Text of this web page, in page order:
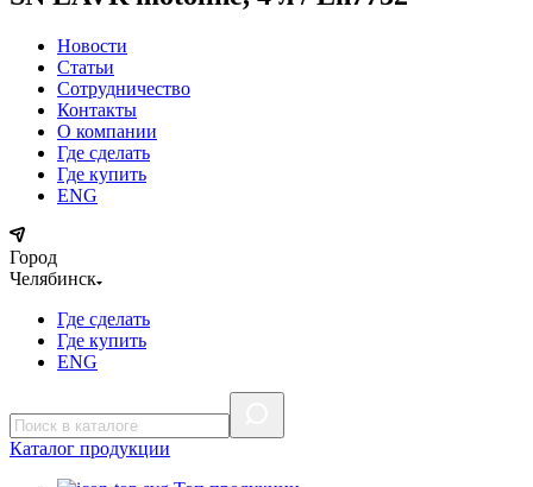
Новости
Статьи
Сотрудничество
Контакты
О компании
Где сделать
Где купить
ENG
Город
Челябинск
Где сделать
Где купить
ENG
Каталог продукции